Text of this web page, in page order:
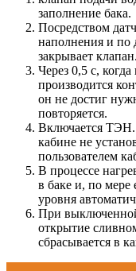
заполнение бака.
Посредством
наполнения и по
закрывает клапан.
Через 0,5 с,
производится
он не достиг
повторяется.
Включается ТЭН.
кабине не
пользователем
В процессе
в баке и, по мере
уровня
При
открытие
сбрасывается в